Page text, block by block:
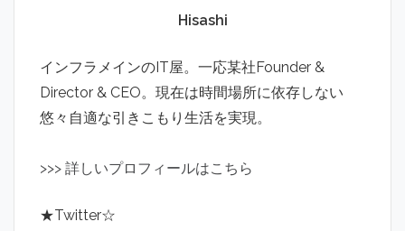
Hisashi
インフラメインのIT屋。一応某社Founder &
Director & CEO。現在は時間場所に依存しない
悠々自適な引きこもり生活を実現。
>>> 詳しいプロフィールはこちら
★Twitter☆